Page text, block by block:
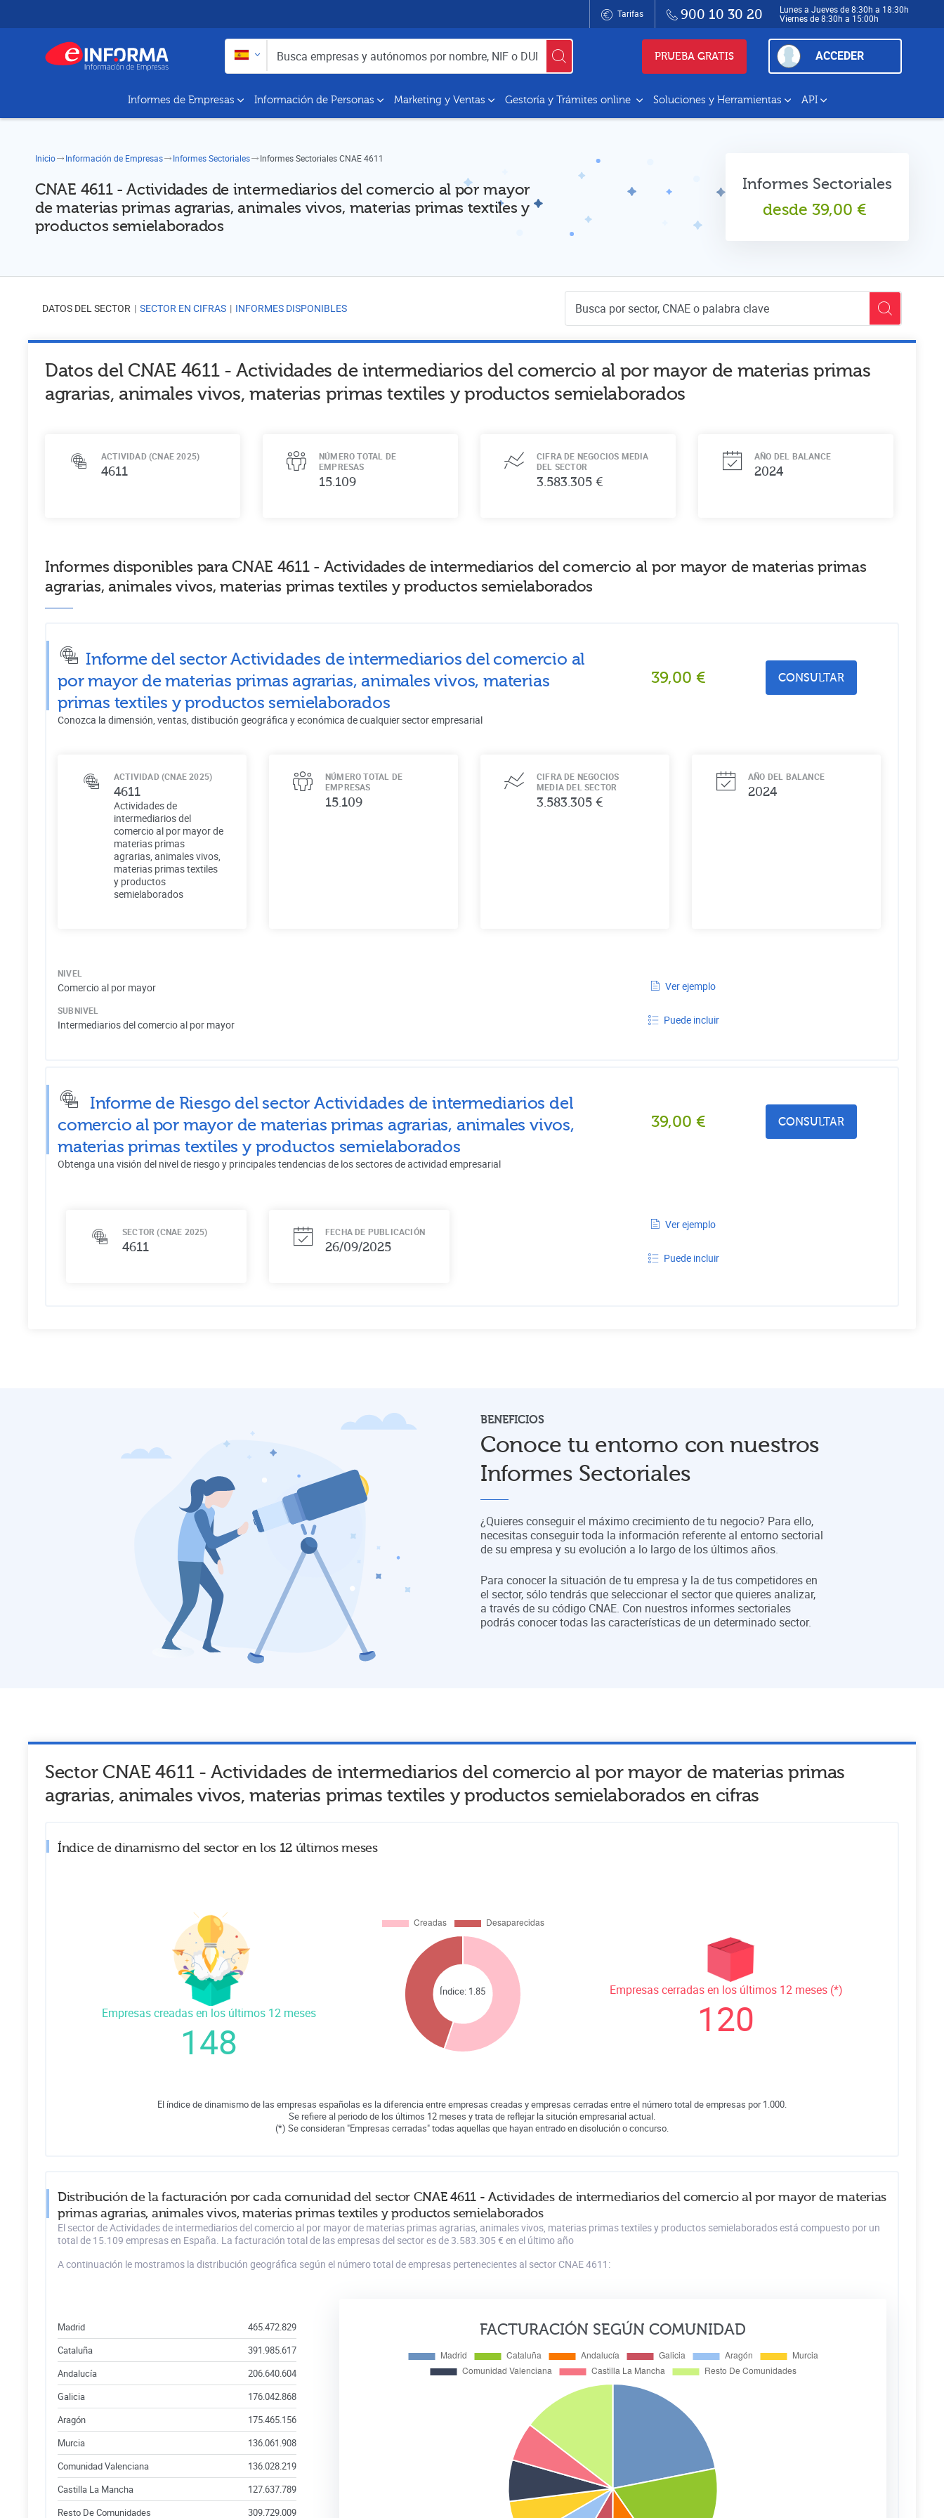
Tarifas 900 10 30 20
Lunes a Jueves de 8:30h a 18:30h
Viernes de 8:30h a 15:00h
PRUEBA GRATIS ACCEDER
Informes de Empresas Información de Personas Marketing y Ventas Gestoría y Trámites online Soluciones y Herramientas API
Inicio Información de Empresas Informes Sectoriales Informes Sectoriales CNAE 4611
CNAE 4611 - Actividades de intermediarios del comercio al por mayor
de materias primas agrarias, animales vivos, materias primas textiles y
productos semielaborados
Informes Sectoriales
desde 39,00 €
DATOS DEL SECTOR SECTOR EN CIFRAS INFORMES DISPONIBLES
Datos del CNAE 4611-Actividades de intermediarios del comercio al por mayor de materias primas
agrarias, animales vivos, materias primas textiles y productos semielaborados
ACTIVIDAD (CNAE 2025)
4611
NÚMERO TOTAL DE
EMPRESAS
15.109
CIFRA DE NEGOCIOS MEDIA
DEL SECTOR
3.583.305 €
AÑO DEL BALANCE
2024
Informes disponibles para CNAE 4611 - Actividades de intermediarios del comercio al por mayor de materias primas
agrarias, animales vivos, materias primas textiles y productos semielaborados
Informe del sector Actividades de intermediarios del comercio al
por mayor de materias primas agrarias, animales vivos, materias
primas textiles y productos semielaborados
39,00 € CONSULTAR
Conozca la dimensión, ventas, distibución geográfica y económica de cualquier sector empresarial
ACTIVIDAD (CNAE 2025)
4611
Actividades de
intermediarios del
comercio al por mayor de
materias primas
agrarias, animales vivos,
materias primas textiles
y productos
semielaborados
NÚMERO TOTAL DE
EMPRESAS
15.109
CIFRA DE NEGOCIOS
MEDIA DEL SECTOR
3.583.305 €
AÑO DEL BALANCE
2024
NIVEL
Comercio al por mayor
SUBNIVEL
Intermediarios del comercio al por mayor
Ver ejemplo
Puede incluir
Informe de Riesgo del sectorActividades de intermediarios del
comercio al por mayor de materias primas agrarias, animales vivos,
materias primas textiles y productos semielaborados
39,00 € CONSULTAR
Obtenga una visión del nivel de riesgo y principales tendencias de los sectores de actividad empresarial
SECTOR (CNAE 2025)
4611
FECHA DE PUBLICACIÓN
26/09/2025
Ver ejemplo
Puede incluir
BENEFICIOS
Conoce tu entorno con nuestros
Informes Sectoriales
¿Quieres conseguir el máximo crecimiento de tu negocio? Para ello,
necesitas conseguir toda la información referente al entorno sectorial
de su empresa y su evolución a lo largo de los últimos años.
Para conocer la situación de tu empresa y la de tus competidores en
el sector, sólo tendrás que seleccionar el sector que quieres analizar,
a través de su código CNAE. Con nuestros informes sectoriales
podrás conocer todas las características de un determinado sector.
Sector CNAE4611-Actividades de intermediarios del comercio al por mayor de materias primas
agrarias, animales vivos, materias primas textiles y productos semielaborados en cifras
Índice de dinamismo del sector en los 12 últimos meses
Empresas creadas en los últimos 12 meses
148
Índice: 1.85 Empresas cerradas en los últimos 12 meses (*)
120
El índice de dinamismo de las empresas españolas es la diferencia entre empresas creadas y empresas cerradas entre el número total de empresas por 1.000.
Se refiere al periodo de los últimos 12 meses y trata de reflejar la situción empresarial actual.
(*) Se consideran "Empresas cerradas" todas aquellas que hayan entrado en disolución o concurso.
Distribución de la facturación por cada comunidad del sector CNAE 4611 - Actividades de intermediarios del comercio al por mayor de materias
primas agrarias, animales vivos, materias primas textiles y productos semielaborados
El sector de Actividades de intermediarios del comercio al por mayor de materias primas agrarias, animales vivos, materias primas textiles y productos semielaborados está compuesto por un
total de 15.109 empresas en España. La facturación total de las empresas del sector es de 3.583.305 € en el último año
A continuación le mostramos la distribución geográfica según el número total de empresas pertenecientes al sector CNAE 4611:
Madrid
465.472.829
Cataluña
391.985.617
Andalucía
206.640.604
Galicia
176.042.868
Aragón
175.465.156
Murcia
136.061.908
Comunidad Valenciana
136.028.219
Castilla La Mancha
127.637.789
Resto De Comunidades
309.729.009
FACTURACIÓN SEGÚN COMUNIDAD